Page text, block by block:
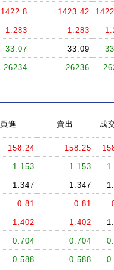
1422.8 1423.42
1.283 1.283
33.07 33.09
26234 26236
買進 賣出 成
158.24 158.25
1.153 1.153
1.347 1.347
0.81 0.81
1.402 1.402
0.704 0.704
0.588 0.588